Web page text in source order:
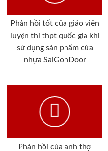
Phản hồi tốt của giáo viên
luyện thi thpt quốc gia khi
sử dụng sản phẩm cửa
nhựa SaiGonDoor
Phản hồi của anh thợ